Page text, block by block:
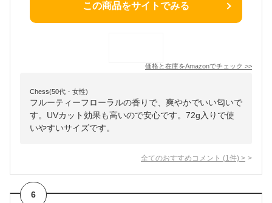
この商品をサイトでみる
価格と在庫をAmazonでチェック >>
Chess(50代・女性)
フルーティーフローラルの香りで、爽やかでいい匂いで
す。UVカット効果も高いので安心です。72g入りで使
いやすいサイズです。
全てのおすすめコメント (1 件) >
6